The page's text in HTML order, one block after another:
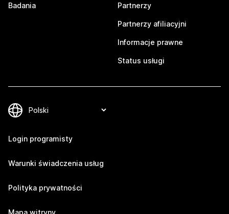
Badania Partnerzy
Partnerzy afiliacyjni
Informacje prawne
Status usługi
Login programisty
Warunki świadczenia usług
Polityka prywatności